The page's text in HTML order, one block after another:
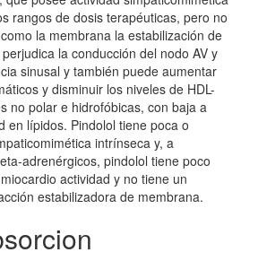
rangos de dosis terapéuticas, pero no
la membrana la estabilización de
la conducción del nodo AV y
sinusal y también puede aumentar
y disminuir los niveles de HDL-
no polar e hidrofóbicas, con baja a
en lípidos. Pindolol tiene poca o
intrínseca y, a
adrenérgicos, pindolol tiene poco
actividad y no tiene un
estabilizadora de membrana.